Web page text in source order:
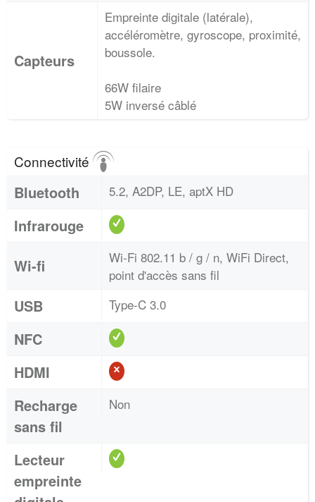
Capteurs
Empreinte digitale (latérale),
accéléromètre, gyroscope, proximité,
boussole.
66W filaire
5W inversé câblé
Connectivité
Bluetooth 5.2, A2DP, LE, aptX HD
Infrarouge
Wi-fi
Wi-Fi 802.11 b / g / n, WiFi Direct,
point d'accès sans fil
USB Type-C 3.0
NFC
HDMI
Recharge
sans fil
Non
Lecteur
empreinte